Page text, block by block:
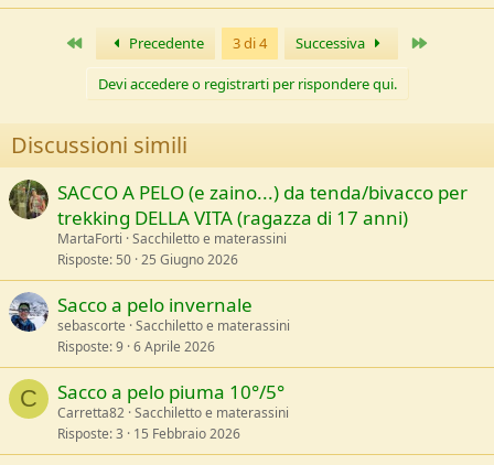
c
Primo Precedente 3 di 4 Successiva
Devi accedere o registrarti per rispondere qui.
Discussioni simili
SACCO A PELO (e zaino...) da tenda/bivacco per
trekking DELLA VITA (ragazza di 17 anni)
MartaForti Sacchiletto e materassini
Risposte 50 25 Giugno 2026
Sacco a pelo invernale
sebascorte Sacchiletto e materassini
Risposte 9 6 Aprile 2026
C Sacco a pelo piuma 10°/5°
Carretta82 Sacchiletto e materassini
Risposte 3 15 Febbraio 2026